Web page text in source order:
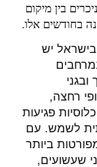
בין מיקום
בחודשים אלו.
יש
רחצה,
פגיעות
לשמש. עם
ביותר
שעשועים,